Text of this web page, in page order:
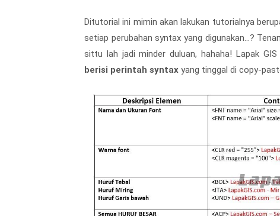
Ditutorial ini mimin akan lakukan tutorialnya
setiap perubahan syntax yang digunakan...?
sittu lah jadi minder duluan, hahaha! Lapak GIS
berisi perintah syntax yang tinggal di copy-